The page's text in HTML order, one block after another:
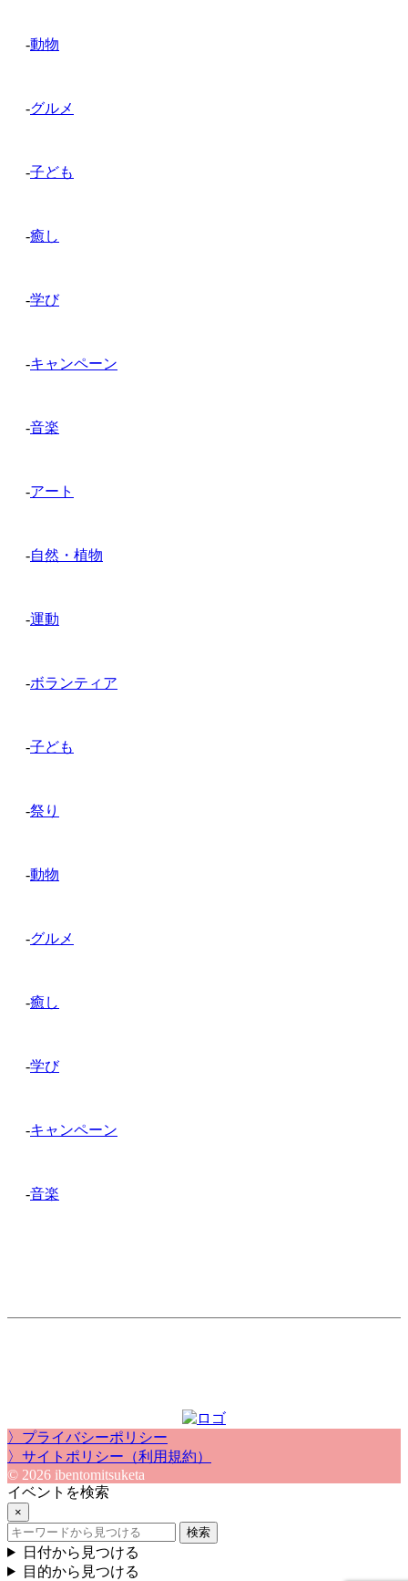
-動物
-グルメ
-子ども
-癒し
-学び
-キャンペーン
-音楽
-アート
-自然・植物
-運動
-ボランティア
-子ども
-祭り
-動物
-グルメ
-癒し
-学び
-キャンペーン
-音楽
〉プライバシーポリシー
〉サイトポリシー（利用規約）
© 2026 ibentomitsuketa
イベントを検索
×
検索
日付から見つける
目的から見つける